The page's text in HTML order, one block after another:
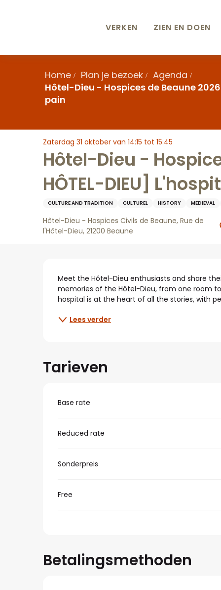
VERKEN ZIEN EN DOEN
Home Plan je bezoek
Agenda
Hôtel-Dieu - Hospices de Beaune
pain
Zaterdag 31 oktober van 14:15 tot 15:45
Hôtel-Dieu -
HÔTEL-DIEU]
CULTURE AND TRADITION CULTUREL HISTORY MEDIEVAL
Hôtel-Dieu - Hospices Civils de Beaune, Rue de
l'Hôtel-Dieu, 21200 Beaune
Beschrijving
Meet the Hôtel-Dieu enthusiasts and share
memories of the Hôtel-Dieu, from one room
hospital is at the heart of all the stories, with
Lees verder
Tarieven
Base rate
Reduced rate
Sonderpreis
Free
Betalingsmethoden